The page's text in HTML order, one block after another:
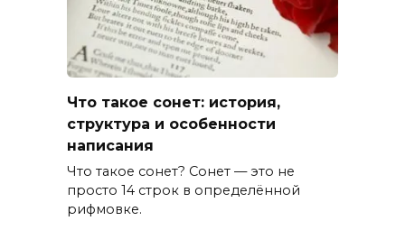
Что такое сонет: история,
структура и особенности
написания
Что такое сонет? Сонет — это не
просто 14 строк в определённой
рифмовке.